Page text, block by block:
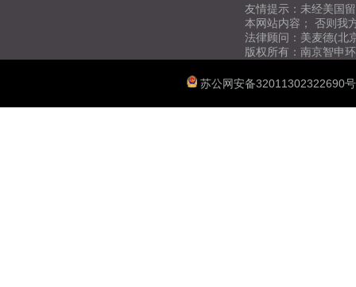
友情提示：未经美国
本网站内容； 否则我
法律顾问：美麦德(北
版权所有：南京智申
苏公网安备32011302322690号